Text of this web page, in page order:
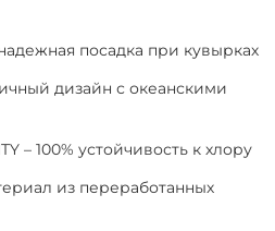
посадка при кувырках
дизайн с океанскими
– 100% устойчивость к хлору
из переработанных